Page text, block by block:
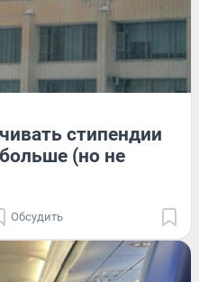
стипендии
(но не
Обсудить